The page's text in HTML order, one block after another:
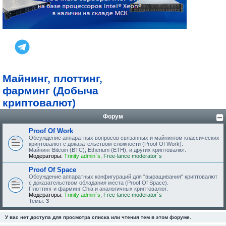
Майнинг, плоттинг,
фарминг (Добыча
криптовалют)
Форум
Proof Of Work
Обсуждение аппаратных вопросов связанных и майнингом классических
криптовалют с доказательством сложности (Proof Of Work).
Майнинг Bitcoin (BTC), Etherium (ETH), и других криптовалют.
Модераторы: Trinity admin`s Free-lance moderator`s
Proof Of Space
Обсуждение аппаратных конфигураций для "выращивания" криптовалют
с доказательством обладания места (Proof Of Space).
Плоттинг и фарминг Chia и аналогичных криптовалют.
Модераторы: Trinity admin`s
Free-lance moderator`s
Темы: 3
У вас нет доступа для просмотра списка или чтения тем в этом форуме.